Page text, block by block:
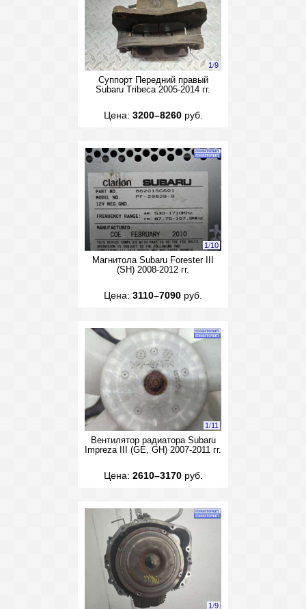
1/9
Суппорт Передний правый
Subaru Tribeca 2005-2014 гг.
Цена: 3200–8260руб.
1/10
Магнитола Subaru Forester III
(SH) 2008-2012 гг.
Цена: 3110–7090 руб.
1/11
Вентилятор радиатора Subaru
Impreza III (GE, GH) 2007-2011 гг.
Цена: 2610–3170руб.
1/9